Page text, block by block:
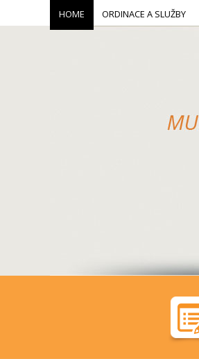
HOME ORDINACE A SLUŽBY